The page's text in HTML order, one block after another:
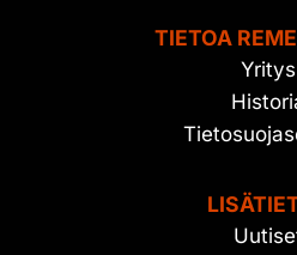
TIETOA
Yritys